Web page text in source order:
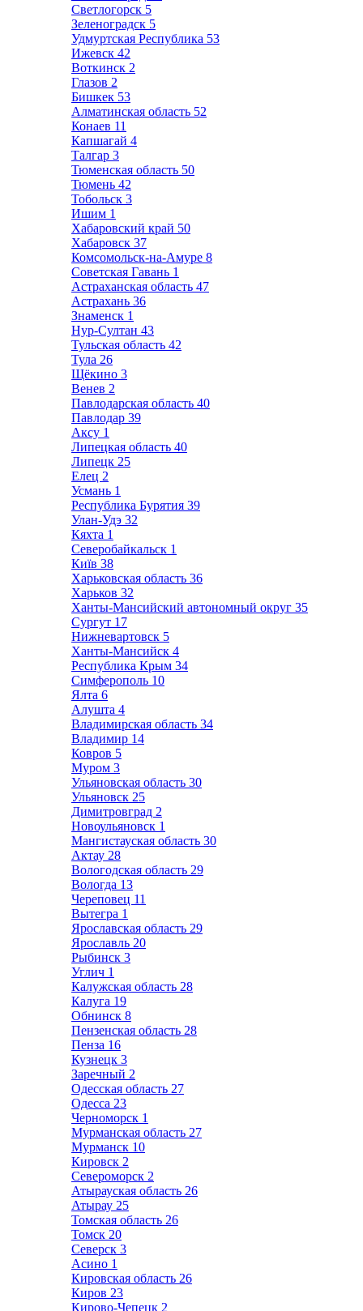
Светлогорск 5
Зеленоградск 5
Удмуртская Республика 53
Ижевск 42
Воткинск 2
Глазов 2
Бишкек 53
Алматинская область 52
Конаев 11
Капшагай 4
Талгар 3
Тюменская область 50
Тюмень 42
Тобольск 3
Ишим 1
Хабаровский край 50
Хабаровск 37
Комсомольск-на-Амуре 8
Советская Гавань 1
Астраханская область 47
Астрахань 36
Знаменск 1
Нур-Султан 43
Тульская область 42
Тула 26
Щёкино 3
Венев 2
Павлодарская область 40
Павлодар 39
Аксу 1
Липецкая область 40
Липецк 25
Елец 2
Усмань 1
Республика Бурятия 39
Улан-Удэ 32
Кяхта 1
Северобайкальск 1
Київ 38
Харьковская область 36
Харьков 32
Ханты-Мансийский автономный округ 35
Сургут 17
Нижневартовск 5
Ханты-Мансийск 4
Республика Крым 34
Симферополь 10
Ялта 6
Алушта 4
Владимирская область 34
Владимир 14
Ковров 5
Муром 3
Ульяновская область 30
Ульяновск 25
Димитровград 2
Новоульяновск 1
Мангистауская область 30
Актау 28
Вологодская область 29
Вологда 13
Череповец 11
Вытегра 1
Ярославская область 29
Ярославль 20
Рыбинск 3
Углич 1
Калужская область 28
Калуга 19
Обнинск 8
Пензенская область 28
Пенза 16
Кузнецк 3
Заречный 2
Одесская область 27
Одесса 23
Черноморск 1
Мурманская область 27
Мурманск 10
Кировск 2
Североморск 2
Атырауская область 26
Атырау 25
Томская область 26
Томск 20
Северск 3
Асино 1
Кировская область 26
Киров 23
Кирово-Чепецк 2